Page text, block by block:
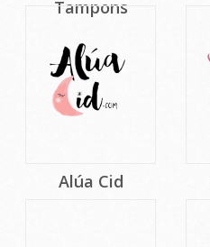
Tampons
Alúa Cid